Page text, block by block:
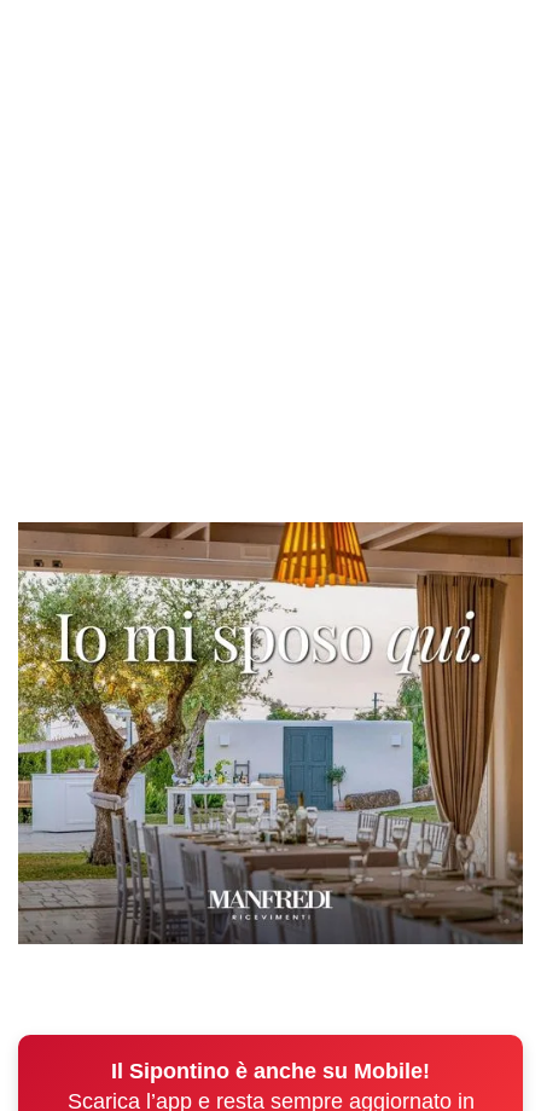
Il Sipontino è anche su Mobile!
Scarica l’app e resta sempre aggiornato in